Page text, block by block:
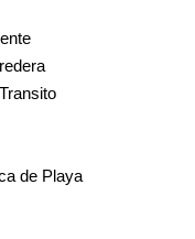
de Playa